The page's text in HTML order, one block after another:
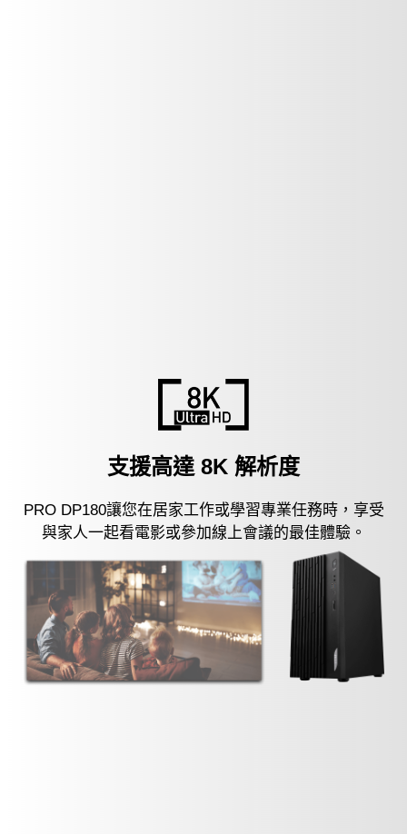
支援高達 8K 解析度
PRO DP180讓您在居家工作或學習專業任務時，享受
與家人一起看電影或參加線上會議的最佳體驗。